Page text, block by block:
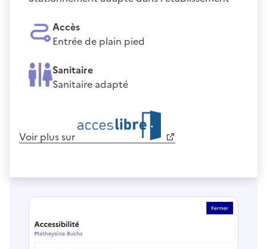
Accès
Entrée de plain pied
Sanitaire
Sanitaire adapté
Voir plus sur